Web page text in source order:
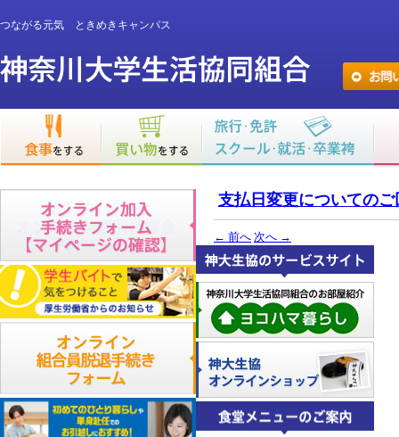
つながる元気 ときめきキャンパス
支払日変更についてのご
← 前へ 次へ →